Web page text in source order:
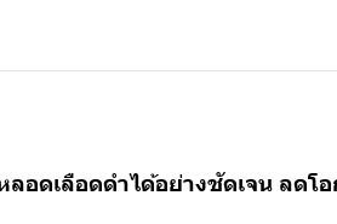
อดเลือดดำได้อย่างชัดเจน ลดโ